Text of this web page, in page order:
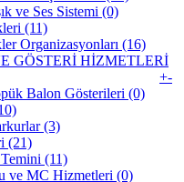
ve Ses Sistemi (0)
(11)
Organizasyonları (16)
GÖSTERİ HİZMETLERİ
+-
Balon Gösterileri (0)
(3)
(21)
(11)
ve MC Hizmetleri (0)